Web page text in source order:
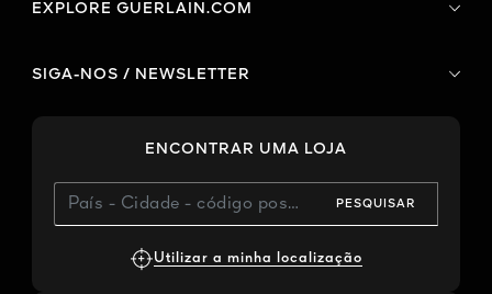
EXPLORE GUERLAIN.COM
SIGA-NOS / NEWSLETTER
ENCONTRAR UMA LOJA
PESQUISAR
Utilizar a minha localização